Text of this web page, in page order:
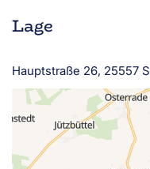
Lage
Hauptstraße 26, 25557